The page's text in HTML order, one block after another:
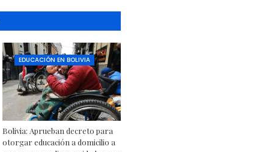
EDUCACIÓN EN BOLIVIA
Bolivia: Aprueban decreto para
otorgar educación a domicilio a